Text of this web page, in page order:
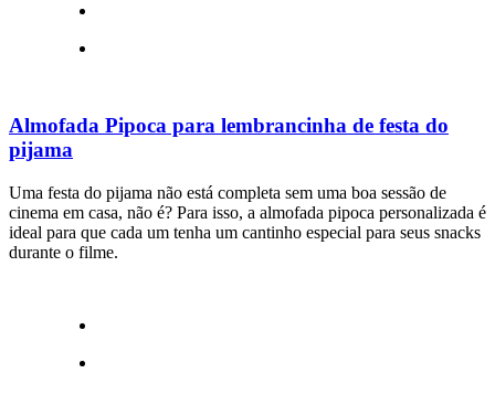
Almofada Pipoca para lembrancinha de festa do
pijama
Uma festa do pijama não está completa sem uma boa sessão de
cinema em casa, não é? Para isso, a almofada pipoca personalizada é
ideal para que cada um tenha um cantinho especial para seus snacks
durante o filme.